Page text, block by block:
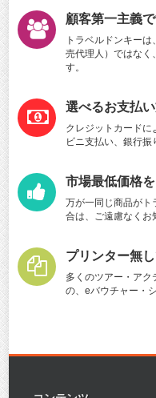
顧客第一主義
トラベルドンキー
売代理人）ではなく
す。
選べるお支払
クレジットカードに
ビニ支払い、銀行振
市場最低価格
万が一同じ商品がト
合は、ご遠慮なくお
プリンター無
多くのツアー・ア
の、eバウチャー・